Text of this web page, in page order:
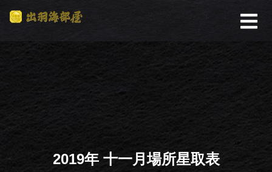
2019年 十一月場所星取表